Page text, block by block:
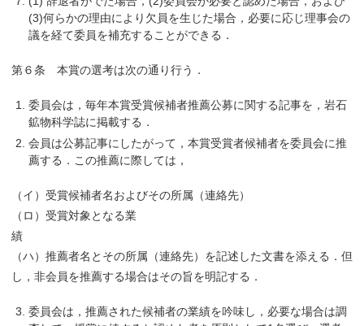
(3)何らかの理由により欠員を生じた場合，必要に応じ理事会の
議を経て委員を補充することができる．
第６条 本賞の選考は次の通り行う．
委員会は，毎年本賞受賞候補者推薦公募に関する記事を，岩石
鉱物科学誌に掲載する．
会員は公募記事にしたがって，本賞受賞者候補者を委員会に推
薦する．この推薦に際しては，
（イ）受賞候補者名およびその所属（連絡先）
（ロ）受賞対象となる業
績
（ハ）推薦者名とその所属（連絡先）を記述した文書を添える．但
し，非会員を推薦する場合はその旨を明記する．
委員会は，推薦された候補者の業績を吟味し，必要な場合は調